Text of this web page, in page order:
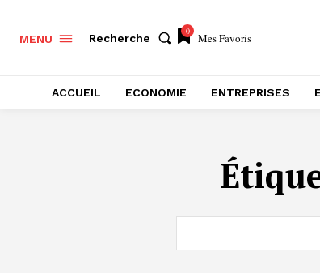
MENU Recherche
0 Mes Favoris
ACCUEIL ECONOMIE ENTREPRISES